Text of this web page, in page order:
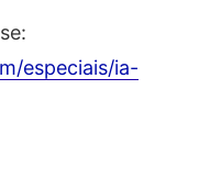
especiais/ia-